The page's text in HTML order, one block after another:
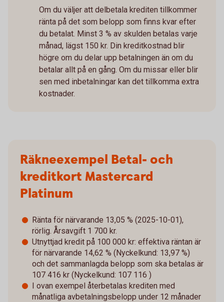
Om du väljer att delbetala krediten tillkommer
ränta på det som belopp som finns kvar efter
du betalat. Minst 3 % av skulden betalas varje
månad, lägst 150 kr. Din kreditkostnad blir
högre om du delar upp betalningen än om du
betalar allt på en gång. Om du missar eller blir
sen med inbetalningar kan det tillkomma extra
kostnader.
Räkneexempel Betal- och
kreditkort Mastercard
Platinum
Ränta för närvarande 13,05 % (2025-10-01),
rörlig. Årsavgift 1 700 kr.
Utnyttjad kredit på 100 000 kr: effektiva räntan är
för närvarande 14,62 % (Nyckelkund: 13,97 %)
och det sammanlagda belopp som ska betalas är
107 416 kr (Nyckelkund: 107 116 )
I ovan exempel återbetalas krediten med
månatliga avbetalningsbelopp under 12 månader